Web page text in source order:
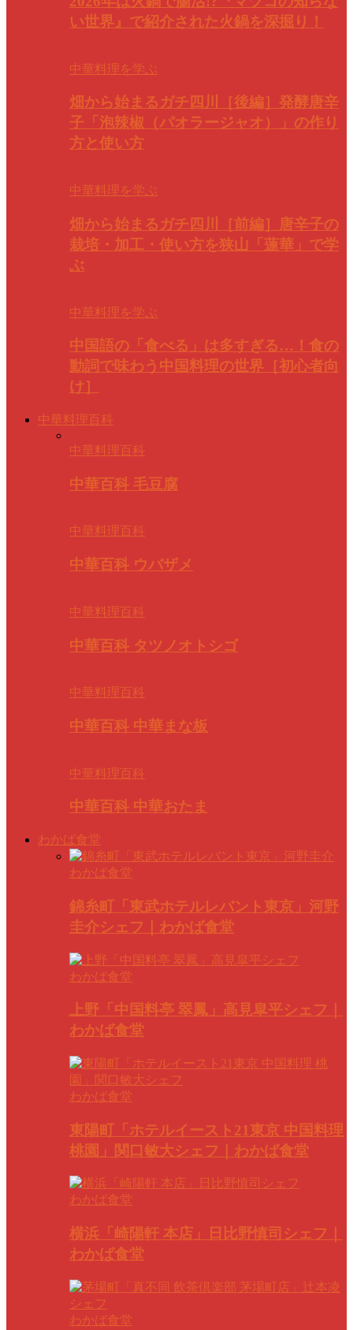
い世界』で紹介された火鍋を深掘り！
中華料理を学ぶ
畑から始まるガチ四川［後編］発酵唐辛
子「泡辣椒（パオラージャオ）」の作り
方と使い方
中華料理を学ぶ
畑から始まるガチ四川［前編］唐辛子の
栽培・加工・使い方を狭山「蓮華」で学
ぶ
中華料理を学ぶ
中国語の「食べる」は多すぎる…！食の
動詞で味わう中国料理の世界［初心者向
け］
中華料理百科
中華料理百科
中華百科 毛豆腐
中華料理百科
中華百科 ウバザメ
中華料理百科
中華百科 タツノオトシゴ
中華料理百科
中華百科 中華まな板
中華料理百科
中華百科 中華おたま
わかば食堂
わかば食堂
錦糸町「東武ホテルレバント東京」河野
圭介シェフ｜わかば食堂
わかば食堂
上野「中国料亭 翠鳳」高見皐平シェフ｜
わかば食堂
わかば食堂
東陽町「ホテルイースト21東京 中国料理
桃園」関口敏大シェフ｜わかば食堂
わかば食堂
横浜「崎陽軒 本店」日比野慎司シェフ｜
わかば食堂
わかば食堂